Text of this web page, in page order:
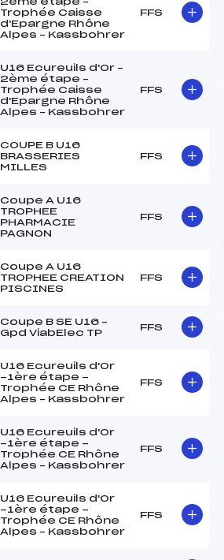
Trophée Caisse
d'Epargne Rhône
Alpes – Kassbohrer
FFS
U16 Ecureuils d'Or –
2ème étape –
Trophée Caisse
d'Epargne Rhône
Alpes – Kassbohrer
FFS
COUPE B U16
BRASSERIES
MILLES
FFS
Coupe A U16
TROPHEE
PHARMACIE
PAGNON
FFS
Coupe A U16
TROPHEE CREATION
PISCINES
FFS
Coupe B SE U16 –
Gpd ViabElec TP
FFS
U16 Ecureuils d'Or
-1ère étape -
Trophée CE Rhône
Alpes – Kassbohrer
FFS
U16 Ecureuils d'Or
-1ère étape -
Trophée CE Rhône
Alpes – Kassbohrer
FFS
U16 Ecureuils d'Or
-1ère étape -
Trophée CE Rhône
Alpes – Kassbohrer
FFS